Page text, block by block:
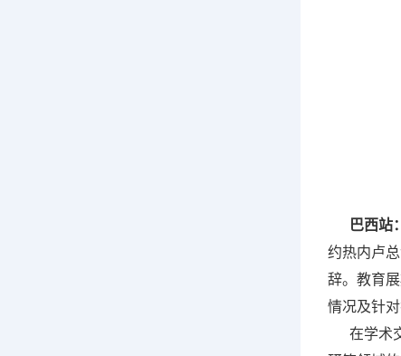
巴西站：
约热内卢
辞。教育
情况及针
在学术交